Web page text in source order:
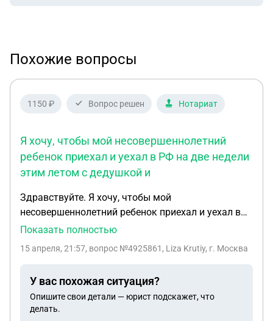
Похожие вопросы
1150 ₽ Вопрос решен Нотариат
Я хочу, чтобы мой несовершеннолетний
ребенок приехал и уехал в РФ на две недели
этим летом с дедушкой и
Здравствуйте. Я хочу, чтобы мой
несовершеннолетний ребенок приехал и уехал в
РФ на две недели этим летом с дедушкой и
уехал) Вы не могли бы подтвердить правильность
Ребенок полетит через Турцию, нужно ли это
указывать в доверенности. И если да, то как?
Заранее спасибо
Показать полностью
15 апреля, 21:57, вопрос №4925861, Liza Krutiy, г. Москва
У вас похожая ситуация?
Опишите свои детали — юрист подскажет, что
делать.